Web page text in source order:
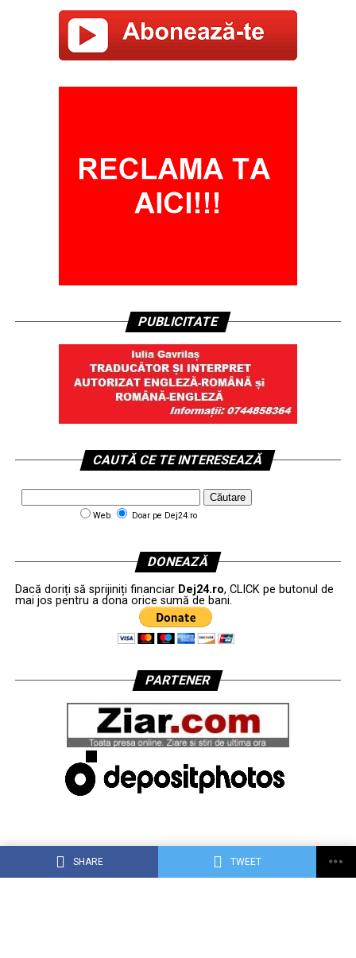
SHARE TWEET
PUBLICITATE
CAUTĂ CE TE INTERESEAZĂ
Web Doar pe Dej24.ro
DONEAZĂ
Dacă doriți să sprijiniți financiar Dej24.ro, CLICK pe butonul de
mai jos pentru a dona orice sumă de bani.
PARTENER